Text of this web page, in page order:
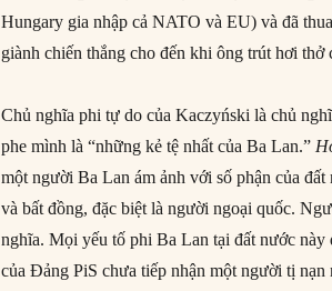
Hungary gia nhập cả NATO và EU) và đã
giành chiến thắng cho đến khi ông trút hơi thở
Chủ nghĩa phi tự do của Kaczyński là chủ
phe mình là “những kẻ tệ nhất của Ba Lan.”
một người Ba Lan ám ảnh với số phận của
và bất đồng, đặc biệt là người ngoại quốc.
nghĩa. Mọi yếu tố phi Ba Lan tại đất nước
của Đảng PiS chưa tiếp nhận một người tị